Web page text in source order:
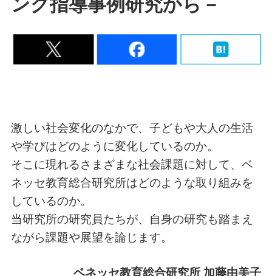
ング指導事例研究から－
激しい社会変化のなかで、子どもや大人の生活
や学びはどのように変化しているのか。
そこに現れるさまざまな社会課題に対して、ベ
ネッセ教育総合研究所はどのような取り組みを
しているのか。
当研究所の研究員たちが、自身の研究も踏まえ
ながら課題や展望を論じます。
ベネッセ教育総合研究所 加藤由美子